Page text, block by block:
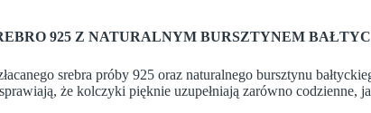
925 Z NATURALNYM BURSZTYNEM
srebra próby 925 oraz naturalnego bursztynu
że kolczyki pięknie uzupełniają zarówno codzienne,